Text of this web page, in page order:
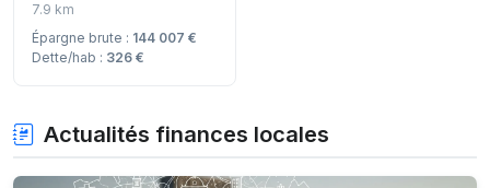
7.9 km
Épargne brute : 144 007 €
Dette/hab : 326 €
Actualités finances locales